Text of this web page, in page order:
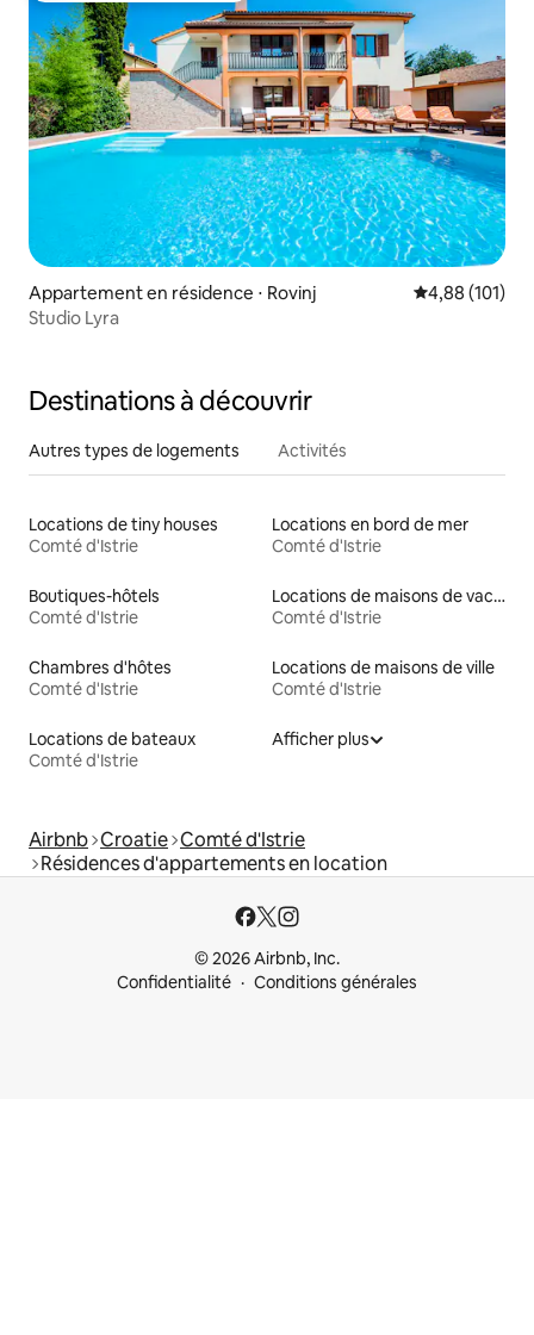
Appartement en résidence ⋅ Rovinj Évaluation
4,88 (101)
Studio Lyra
Destinations à découvrir
Autres types de logements Activités
Locations de tiny houses
Comté d'Istrie
Locations en bord de mer
Comté d'Istrie
Boutiques-hôtels
Comté d'Istrie
Locations de maisons de vacances
Comté d'Istrie
Chambres d'hôtes
Comté d'Istrie
Locations de maisons de ville
Comté d'Istrie
Locations de bateaux
Comté d'Istrie
Afficher plus
Airbnb Croatie Comté d'Istrie
Résidences d'appartements en location
© 2026 Airbnb, Inc.
Confidentialité
Conditions générales